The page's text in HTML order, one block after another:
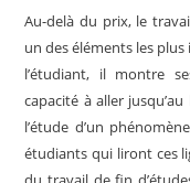
Au-delà du prix, le
un des éléments les
l’étudiant, il montre
capacité à aller
l’étude d’un
étudiants qui liront ces